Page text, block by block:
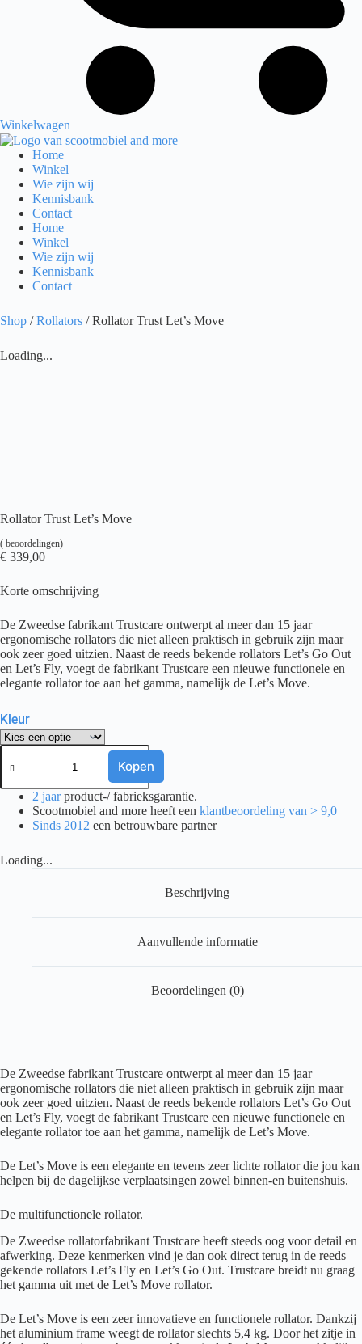
Winkelwagen
Home
Winkel
Wie zijn wij
Kennisbank
Contact
Home
Winkel
Wie zijn wij
Kennisbank
Contact
Shop /Rollators / Rollator Trust Let’s Move
Loading...
Rollator Trust Let’s Move
( beoordelingen)
€ 339,00
Korte omschrijving
De Zweedse fabrikant Trustcare ontwerpt al meer dan 15 jaar
ergonomische rollators die niet alleen praktisch in gebruik zijn maar
ook zeer goed uitzien. Naast de reeds bekende rollators Let’s Go Out
en Let’s Fly, voegt de fabrikant Trustcare een nieuwe functionele en
elegante rollator toe aan het gamma, namelijk de Let’s Move.
Kleur
Rollator
Trust
Move
Kopen
2 jaarproduct-/ fabrieksgarantie.
Scootmobiel and more heeft een klantbeoordeling van > 9,0
Sinds 2012 een betrouwbare partner
Loading...
Beschrijving
Aanvullende informatie
Beoordelingen (0)
De Zweedse fabrikant Trustcare ontwerpt al meer dan 15 jaar
ergonomische rollators die niet alleen praktisch in gebruik zijn maar
ook zeer goed uitzien. Naast de reeds bekende rollators Let’s Go Out
en Let’s Fly, voegt de fabrikant Trustcare een nieuwe functionele en
elegante rollator toe aan het gamma, namelijk de Let’s Move.
De Let’s Move is een elegante en tevens zeer lichte rollator die jou kan
helpen bij de dagelijkse verplaatsingen zowel binnen-en buitenshuis.
De multifunctionele rollator.
De Zweedse rollatorfabrikant Trustcare heeft steeds oog voor detail en
afwerking. Deze kenmerken vind je dan ook direct terug in de reeds
gekende rollators Let’s Fly en Let’s Go Out. Trustcare breidt nu graag
het gamma uit met de Let’s Move rollator.
De Let’s Move is een zeer innovatieve en functionele rollator. Dankzij
het aluminium frame weegt de rollator slechts 5,4 kg. Door het zitje in